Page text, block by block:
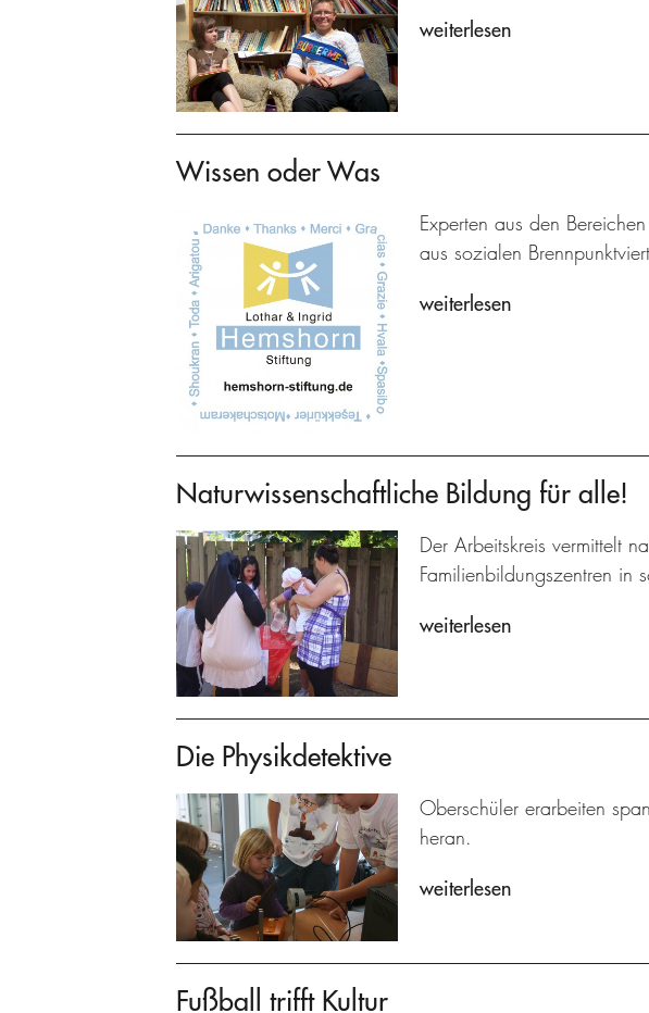
weiterlesen
Wissen oder Was
Experten aus den
aus sozialen
weiterlesen
Naturwissenschaftliche Bildung für alle!
Der Arbeitskreis vermittelt
Familienbildungszentren in
weiterlesen
Die Physikdetektive
Oberschüler erarbeiten
heran.
weiterlesen
Fußball trifft Kultur